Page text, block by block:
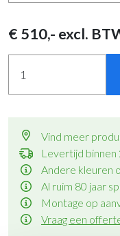
€ 510,- excl.
Vind meer
Levertijd binnen
Andere kleuren
Al ruim 80 jaar
Montage op
Vraag een